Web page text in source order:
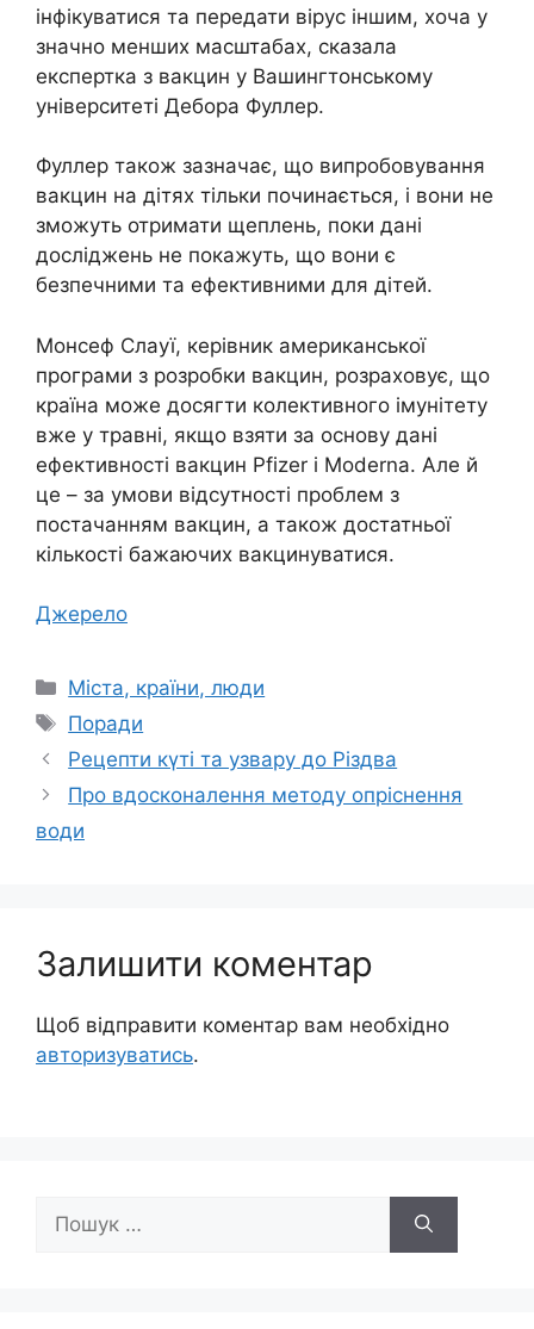
інфікуватися та передати вірус іншим, хоча у
значно менших масштабах, сказала
експертка з вакцин у Вашингтонському
університеті Дебора Фуллер.
Фуллер також зазначає, що випробовування
вакцин на дітях тільки починається, і вони не
зможуть отримати щеплень, поки дані
досліджень не покажуть, що вони є
безпечними та ефективними для дітей.
Монсеф Слауї, керівник американської
програми з розробки вакцин, розраховує, що
країна може досягти колективного імунітету
вже у травні, якщо взяти за основу дані
ефективності вакцин Pfizer і Moderna. Але й
це – за умови відсутності проблем з
постачанням вакцин, а також достатньої
кількості бажаючих вакцинуватися.
Джерело
Категорії
Міста, країни, люди
Позначки
Поради
Рецепти күті та узвару до Різдва
Про вдосконалення методу опріснення
води
Залишити коментар
Щоб відправити коментар вам необхідно
авторизуватись.